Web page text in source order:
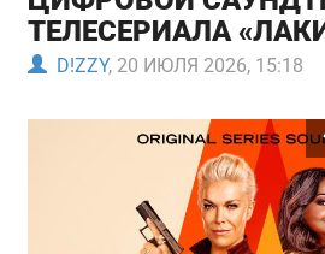
ТЕЛЕСЕРИАЛА
D!ZZY, 20 ИЮЛЯ 2026, 15:18